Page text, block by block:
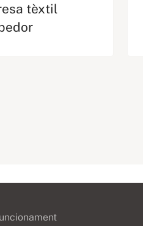
tèxtil